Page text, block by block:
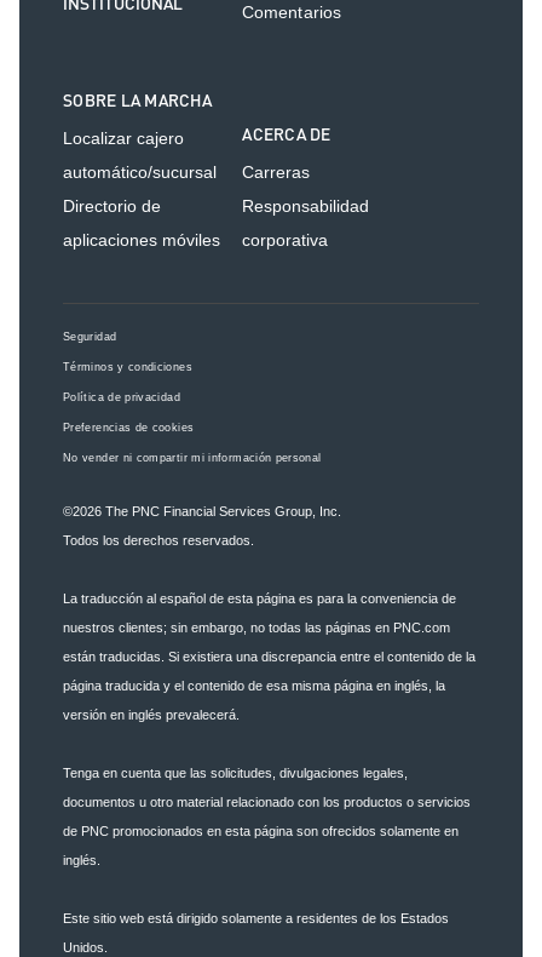
Comentarios
SOBRE LA MARCHA
Localizar cajero
automático/sucursal
Directorio de
aplicaciones móviles
ACERCA DE
Carreras
Responsabilidad
corporativa
Seguridad
Términos y condiciones
Política de privacidad
Preferencias de cookies
No vender ni compartir mi información personal
©2026 The PNC Financial Services Group, Inc.
Todos los derechos reservados.
La traducción al español de esta página es para la conveniencia de
nuestros clientes; sin embargo, no todas las páginas en PNC.com
están traducidas. Si existiera una discrepancia entre el contenido de la
página traducida y el contenido de esa misma página en inglés, la
versión en inglés prevalecerá.
Tenga en cuenta que las solicitudes, divulgaciones legales,
documentos u otro material relacionado con los productos o servicios
de PNC promocionados en esta página son ofrecidos solamente en
inglés.
Este sitio web está dirigido solamente a residentes de los Estados
Unidos.